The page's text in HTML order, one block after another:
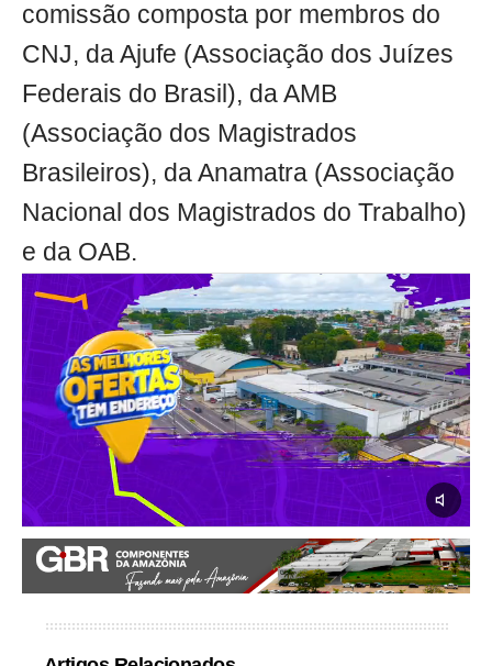
comissão composta por membros do
CNJ, da Ajufe (Associação dos Juízes
Federais do Brasil), da AMB
(Associação dos Magistrados
Brasileiros), da Anamatra (Associação
Nacional dos Magistrados do Trabalho)
e da OAB.